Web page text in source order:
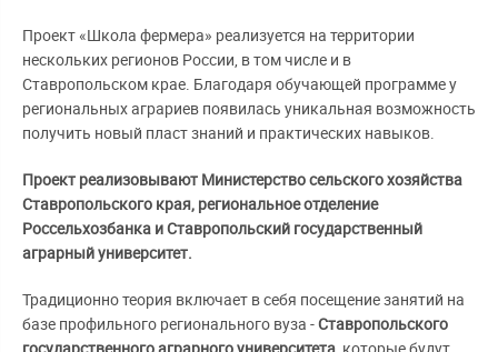
Проект «Школа фермера» реализуется на территории
нескольких регионов России, в том числе и в
Ставропольском крае. Благодаря обучающей программе у
региональных аграриев появилась уникальная возможность
получить новый пласт знаний и практических навыков.
Проект реализовывают Министерство сельского хозяйства
Ставропольского края, региональное отделение
Россельхозбанка и Ставропольский государственный
аграрный университет.
Традиционно теория включает в себя посещение занятий на
базе профильного регионального вуза -Ставропольского
государственного аграрного университета, которые будут